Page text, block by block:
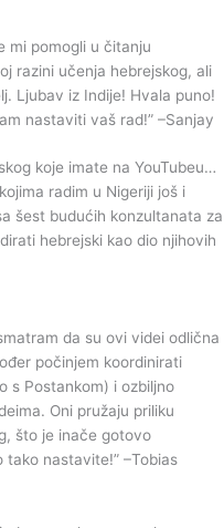
mi pomogli u čitanju
razini učenja hebrejskog, ali
Ljubav iz Indije! Hvala puno!
nastaviti vaš rad!” –Sanjay
koje imate na YouTubeu…
radim u Nigeriji još i
šest budućih konzultanata za
hebrejski kao dio njihovih
da su ovi videi odlična
počinjem koordinirati
s Postankom) i ozbiljno
Oni pružaju priliku
što je inače gotovo
tako nastavite!” –Tobias